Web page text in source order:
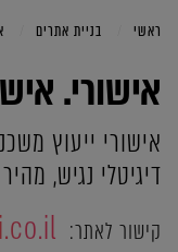
ראשי בניית אתרים
אישורי.
אישורי ייעוץ
דיגיטלי נגיש,
קישור לאתר: